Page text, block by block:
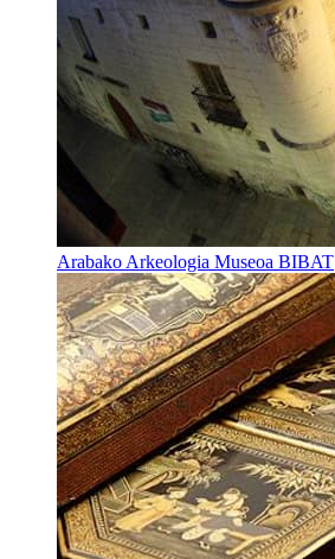
Arabako Arkeologia Museoa BIBAT